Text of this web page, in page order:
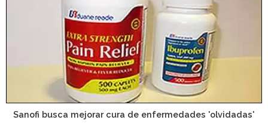
Sanofi busca mejorar cura de enfermedades 'olvidadas'